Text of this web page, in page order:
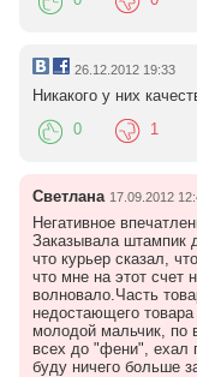
26.12.2012 19:33
Никакого у них
0 1
Светлана 17.09.2012
Негативное
Заказывала штампик
что курьер сказал,
что мне на этот счет
волновало.Часть
недостающего
молодой мальчик, по
всех до "фени", ехал
буду ничего больше